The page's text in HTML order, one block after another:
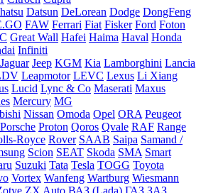
Datsun DeLorean Dodge DongFeng
FAW Ferrari Fiat Fisker Ford Foton
Great Wall Hafei Haima Haval Honda
Infiniti
Jaguar Jeep KGM Kia Lamborghini Lancia
Leapmotor LEVC Lexus Li Xiang
Lucid Lync & Co Maserati Maxus
Mercury MG
Nissan Omoda Opel ORA Peugeot
Porsche Proton Qoros Qvale RAF Range
Royce Rover SAAB Saipa Samand /
Scion SEAT Skoda SMA Smart
Suzuki Tata Tesla TOGG Toyota
Vortex Wanfeng Wartburg Wiesmann
ZX Auto ВАЗ (Lada) ГАЗ ЗАЗ